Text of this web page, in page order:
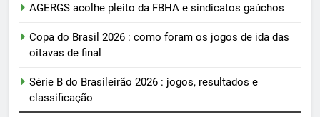
AGERGS acolhe pleito da FBHA e sindicatos gaúchos
Copa do Brasil 2026 : como foram os jogos de ida das
oitavas de final
Série B do Brasileirão 2026 : jogos, resultados e
classificação